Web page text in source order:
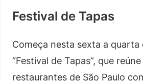
Festival de Tapas
Começa nesta sexta a quarta
“Festival de Tapas”, que
restaurantes de São Paulo